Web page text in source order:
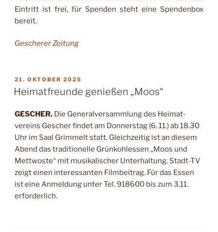
Eintritt ist frei, für Spenden steht eine Spendenbox
bereit.
Gescherer Zeitung
VERÖFFENTLICHT
AM
21. OKTOBER 2025
Heimatfreunde genießen „Moos“
GESCHER. Die Generalver­sammlung des Heimat­
vereins Gescher findet am Donnerstag (6.11.)ab 18.30
Uhr im Saal Grim­melt statt. Gleichzeitig ist an diesem
Abend das traditionelle Grünkohl­essen „Moos und
Mettwoste“ mit musikalischer Unterhaltung. Stadt-TV
zeigt einen interessan­ten Filmbeitrag. Für das Essen
ist eine Anmel­dung unter Tel. 918600 bis zum 3.11.
erforderlich.